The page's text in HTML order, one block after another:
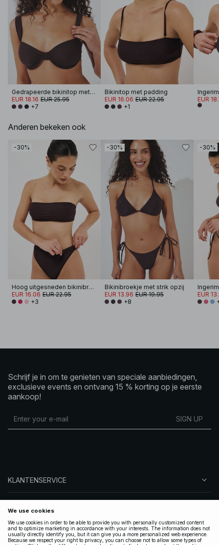
Gedrapeerde bikinitop met brede band
EUR 18.16 EUR 25.95
+7
Bikinitop met padding
EUR 16.06 EUR 22.95
+1
EUR
Anderen bekeken ook
-30%
Hoog uitgesneden bikinibroekje
EUR 16.06 EUR 22.95
+3
-30%
Bikinibroekje met strik opzij
EUR 13.96 EUR 19.95
+8
-30%
EUR
Schrijf je in om te genieten van speciale aanbiedingen,
exclusieve events en ontvang 15 % korting op je eerste
aankoop!
SIGN UP
KLANTENSERVICE
VOLG ONS